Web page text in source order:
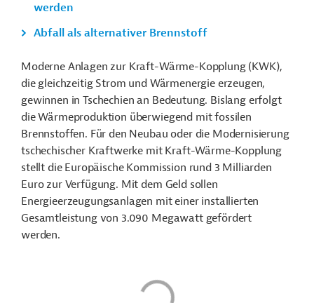
werden
Abfall als alternativer Brennstoff
Moderne Anlagen zur Kraft-Wärme-Kopplung (KWK),
die gleichzeitig Strom und Wärmenergie erzeugen,
gewinnen in Tschechien an Bedeutung. Bislang erfolgt
die Wärmeproduktion überwiegend mit fossilen
Brennstoffen. Für den Neubau oder die Modernisierung
tschechischer Kraftwerke mit Kraft-Wärme-Kopplung
stellt die Europäische Kommission rund 3 Milliarden
Euro zur Verfügung. Mit dem Geld sollen
Energieerzeugungsanlagen mit einer installierten
Gesamtleistung von 3.090 Megawatt gefördert
werden.